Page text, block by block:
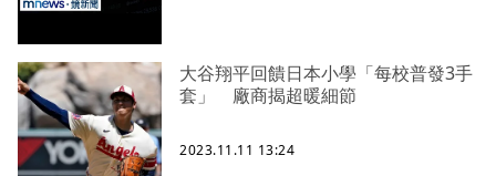
大谷翔平回饋日本小學「每校普發3手
套」 廠商揭超暖細節
2023.11.11 13:24